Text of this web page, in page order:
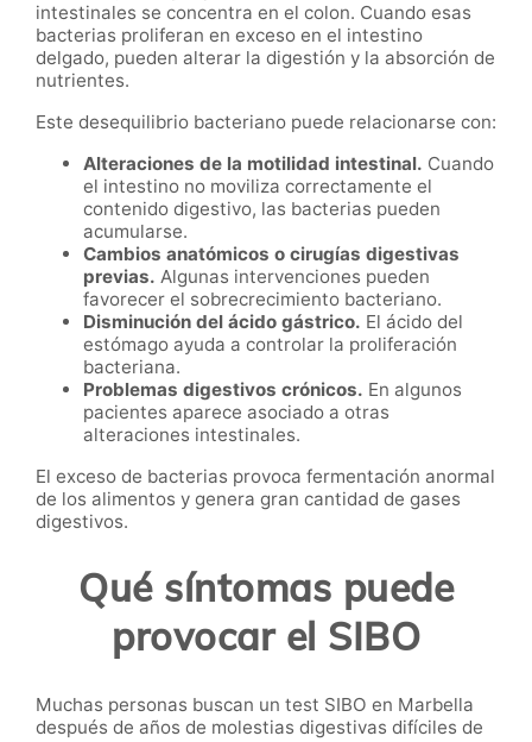
intestinales se concentra en el colon. Cuando esas
bacterias proliferan en exceso en el intestino
delgado, pueden alterar la digestión y la absorción de
nutrientes.
Este desequilibrio bacteriano puede relacionarse con:
Alteraciones de la motilidad intestinal. Cuando
el intestino no moviliza correctamente el
contenido digestivo, las bacterias pueden
acumularse.
Cambios anatómicos o cirugías digestivas
previas. Algunas intervenciones pueden
favorecer el sobrecrecimiento bacteriano.
Disminución del ácido gástrico. El ácido del
estómago ayuda a controlar la proliferación
bacteriana.
Problemas digestivos crónicos. En algunos
pacientes aparece asociado a otras
alteraciones intestinales.
El exceso de bacterias provoca fermentación anormal
de los alimentos y genera gran cantidad de gases
digestivos.
Qué síntomas puede
provocar el SIBO
Muchas personas buscan un test SIBO en Marbella
después de años de molestias digestivas difíciles de